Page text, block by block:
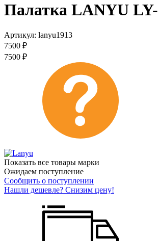
Палатка LANYU LY-
Артикул: lanyu1913
7500 ₽
7500 ₽
Показать все товары марки
Ожидаем поступление
Сообщить о поступлении
Нашли дешевле? Снизим цену!